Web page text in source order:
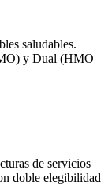
saludables.
y Dual (HMO
de servicios
doble elegibilidad